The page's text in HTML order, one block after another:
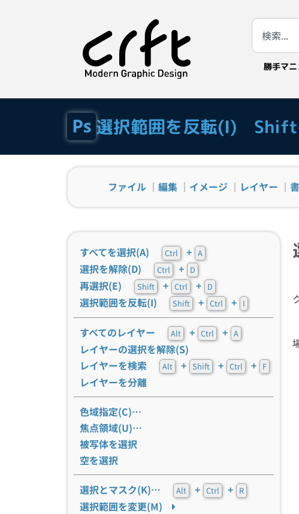
勝手マ
選択範囲を反転(I)
ファイル ｜ 編集 ｜ イメージ ｜ レイヤー ｜
すべてを選択(A) Ctrl + A
選択を解除(D) Ctrl + D
再選択(E) Shift + Ctrl + D
選択範囲を反転(I) Shift + Ctrl + I
すべてのレイヤー Alt + Ctrl + A
レイヤーの選択を解除(S)
レイヤーを検索
Alt + Shift + Ctrl + F
レイヤーを分離
色域指定(C)…
焦点領域(U)…
被写体を選択
空を選択
選択とマスク(K)… Alt + Ctrl + R
選択範囲を変更(M)